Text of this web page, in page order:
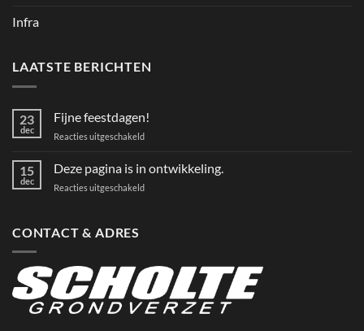
Infra
LAATSTE BERICHTEN
23
dec
Fijne feestdagen!
Reacties uitgeschakeldvoor
feestdagen!
15
dec
Deze pagina is in ontwikkeling.
Reacties uitgeschakeldvoor
CONTACT & ADRES